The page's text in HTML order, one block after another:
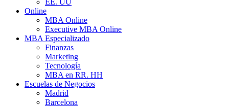
EE. UU
Online
MBA Online
Executive MBA Online
MBA Especializado
Finanzas
Marketing
Tecnología
MBA en RR. HH
Escuelas de Negocios
Madrid
Barcelona